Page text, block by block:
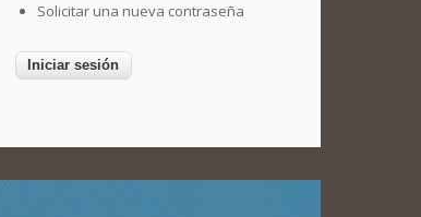
Solicitar una nueva contraseña